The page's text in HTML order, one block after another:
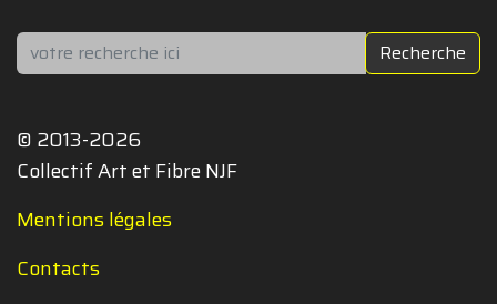
Rechercher Recherche
© 2013-2026
Collectif Art et Fibre NJF
Mentions légales
Contacts